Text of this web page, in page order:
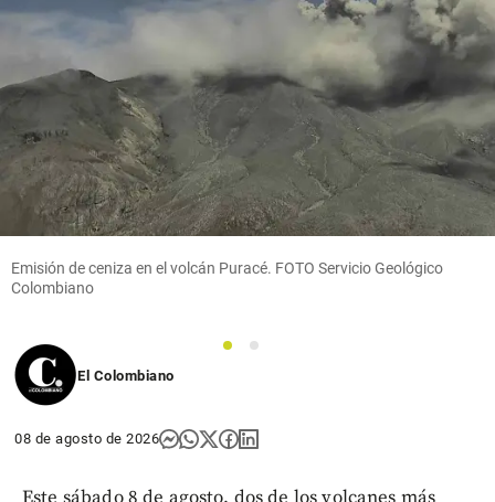
Columnistas
Competencia
epidémica
share
Emisión de ceniza en el volcán Puracé. FOTO Servicio Geológico
Colombiano
1
2
El Colombiano
08 de agosto de 2026